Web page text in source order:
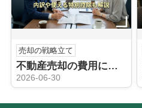
売却の戦略立て
不動産売却の費用について！内訳や使える特別控除も解説
2026-06-30